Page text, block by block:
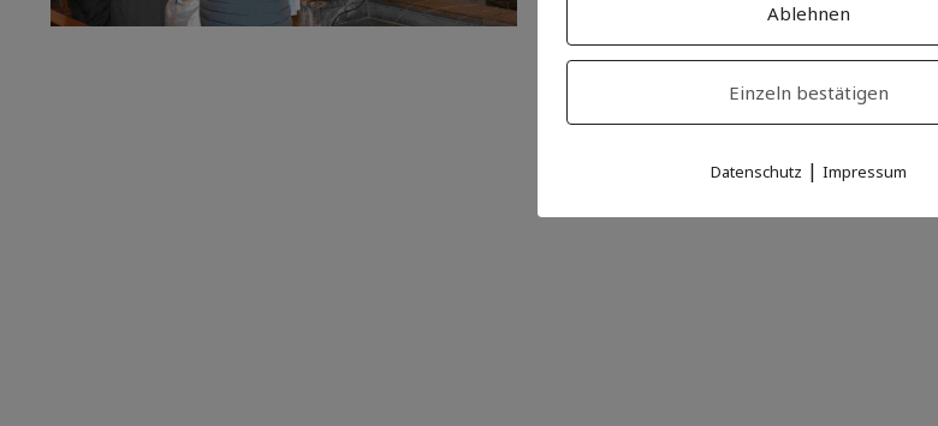
Ablehnen
Einzeln bestätigen
Datenschutz | Impressum